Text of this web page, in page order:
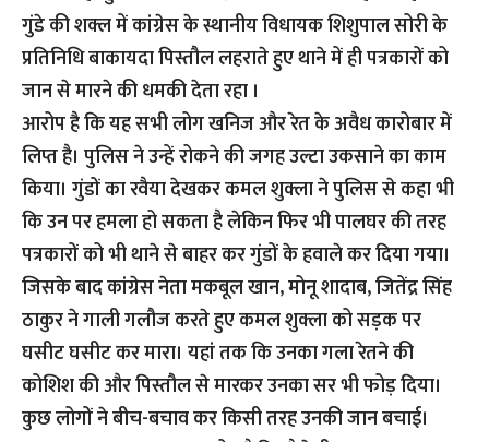
गुंडे की शक्ल में कांग्रेस के स्थानीय विधायक शिशुपाल सोरी के
प्रतिनिधि बाकायदा पिस्तौल लहराते हुए थाने में ही पत्रकारों को
जान से मारने की धमकी देता रहा ।
आरोप है कि यह सभी लोग खनिज और रेत के अवैध कारोबार में
लिप्त है। पुलिस ने उन्हें रोकने की जगह उल्टा उकसाने का काम
किया। गुंडों का रवैया देखकर कमल शुक्ला ने पुलिस से कहा भी
कि उन पर हमला हो सकता है लेकिन फिर भी पालघर की तरह
पत्रकारों को भी थाने से बाहर कर गुंडों के हवाले कर दिया गया।
जिसके बाद कांग्रेस नेता मकबूल खान, मोनू शादाब, जितेंद्र सिंह
ठाकुर ने गाली गलौज करते हुए कमल शुक्ला को सड़क पर
घसीट घसीट कर मारा। यहां तक कि उनका गला रेतने की
कोशिश की और पिस्तौल से मारकर उनका सर भी फोड़ दिया।
कुछ लोगों ने बीच-बचाव कर किसी तरह उनकी जान बचाई।